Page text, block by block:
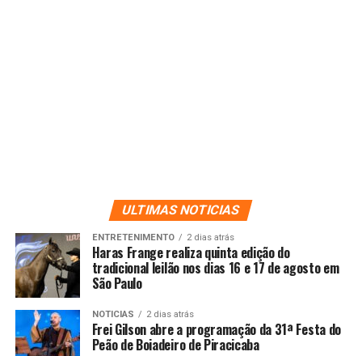
ULTIMAS NOTICIAS
ENTRETENIMENTO 2 dias atrás
Haras Frange realiza quinta edição do
tradicional leilão nos dias 16 e 17 de agosto em
São Paulo
NOTICIAS 2 dias atrás
Frei Gilson abre a programação da 31ª Festa do
Peão de Boiadeiro de Piracicaba